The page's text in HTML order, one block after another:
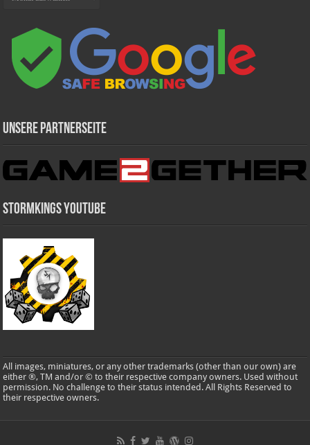
Unsere Partnerseite
Stormkings Youtube
All images, miniatures, or any other trademarks (other than our own) are
either ®, TM and/or © to their respective company owners. Used without
permission. No challenge to their status intended. All Rights Reserved to
their respective owners.